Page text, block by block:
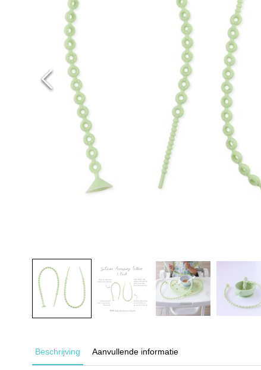
Beschrijving Aanvullende informatie